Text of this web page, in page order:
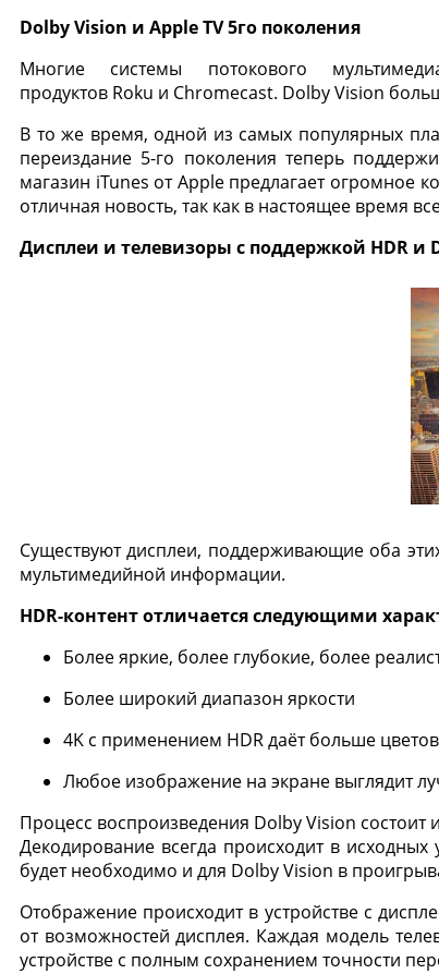
Dolby Vision и Apple TV 5го поколения
Многие системы потокового
продуктов Roku и Chromecast. Dolby Vision
В то же время, одной из самых популярных
переиздание 5-го поколения теперь
магазин iTunes от Apple предлагает огромное
отличная новость, так как в настоящее время
Дисплеи и телевизоры с поддержкой HDR и
Существуют дисплеи, поддерживающие оба
мультимедийной информации.
HDR-контент отличается следующими
Более яркие, более глубокие, более
Более широкий диапазон яркости
4K с применением HDR даёт больше
Любое изображение на экране выглядит
Процесс воспроизведения Dolby Vision
Декодирование всегда происходит в
будет необходимо и для Dolby Vision в
Отображение происходит в устройстве с
от возможностей дисплея. Каждая модель
устройстве с полным сохранением точности